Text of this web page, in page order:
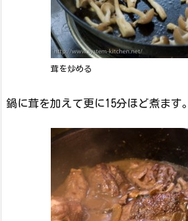
茸を炒める
鍋に茸を加えて更に15分ほど煮ます。